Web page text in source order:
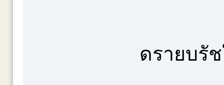
ดรายบรั